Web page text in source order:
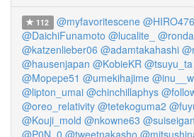
112 @myfavoritescene
@DaichiFunamoto @lucalite_
@katzenlieber06 @adamtakahashi
@hausenjapan @KobieKR @tsuyu_ta
@Mopepe51 @umekihajime
@lipton_umai @chinchillaphys
@oreo_relativity @tetekoguma2
@Kouji_mold @nkowne63 @suiseigan
@P0N_0 @tweetnakasho